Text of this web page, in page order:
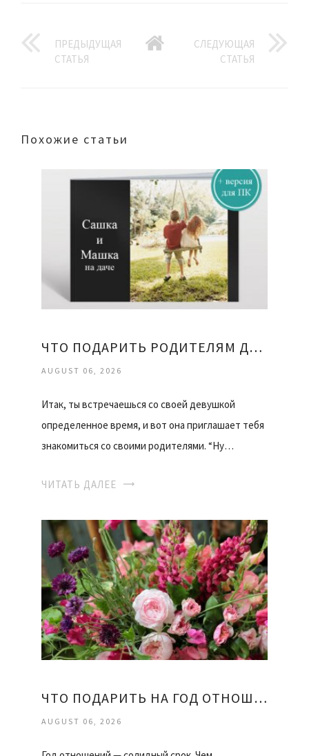
ПРЕДЫДУЩАЯ
СТАТЬЯ
СЛЕДУЮЩАЯ
СТАТЬЯ
Похожие статьи
ЧТО ПОДАРИТЬ РОДИТЕЛЯМ ДЕВУШКИ
AUGUST 06, 2026
Итак, ты встречаешься со своей девушкой
определенное время, и вот она приглашает тебя
знакомиться со своими родителями. “Ну…
ЧИТАТЬ ДАЛЕЕ
ЧТО ПОДАРИТЬ НА ГОД ОТНОШЕНИЙ ДЕВУШКЕ
AUGUST 06, 2026